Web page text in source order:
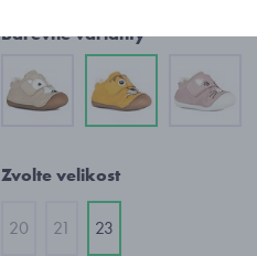
Barevné varianty
Zvolte velikost
20 21 23